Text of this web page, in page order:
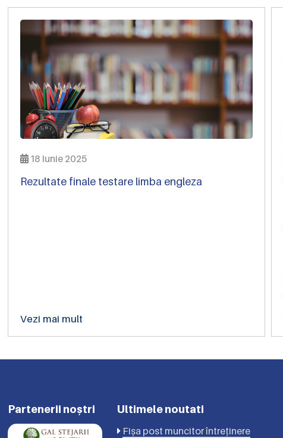
18 Iunie 2025
Rezultate finale testare limba engleza
Vezi mai mult
Partenerii noștri Ultimele noutati
Fișa post muncitor întreținere